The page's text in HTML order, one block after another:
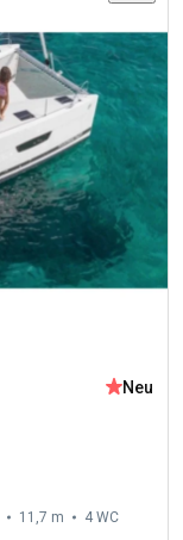
Neu
11,7 m 4 WC